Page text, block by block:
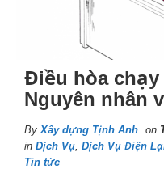
Điều hòa chạy
Nguyên nhân
By Xây dựng Tịnh Anh on
in Dịch Vụ Dịch Vụ Điện
Tin tức